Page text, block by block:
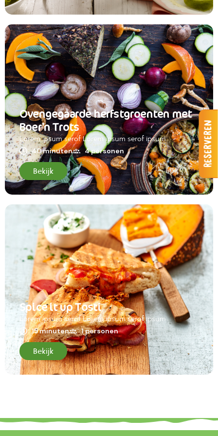
Ovengegaarde herfstgroenten met
Boer’n Trots
Lorem ipsum serof Lorem ipsum serof ipsum
40 minuten
4 personen
Bekijk
Spice it up Tosti
Lorem ipsum serof Lorem ipsum serof ipsum
15 minuten
1 personen
Bekijk
Reserveren